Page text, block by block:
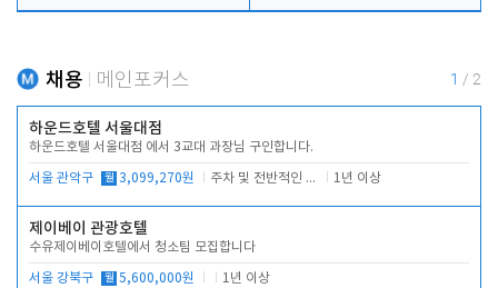
채용 메인포커스 1 / 2
하운드호텔 서울대점
하운드호텔 서울대점 에서 3교대 과장님 구인합니다.
서울 관악구 월 3,099,270원 주차 및 전반적인 당번업무 1년 이상
제이베이 관광호텔
수유제이베이호텔에서 청소팀 모집합니다
서울 강북구 월 5,600,000원 1년 이상